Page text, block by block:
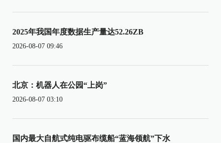
2025年我国年度数据生产量达52.26ZB
2026-08-07 09:46
北京：机器人在公园“上岗”
2026-08-07 03:10
国内最大自航式纯电驱布缆船“蓝海领航”下水